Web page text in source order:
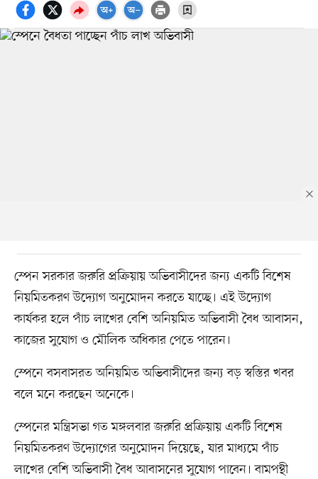
স্পেন সরকার জরুরি প্রক্রিয়ায় অভিবাসীদের জন্য একটি বিশেষ
নিয়মিতকরণ উদ্যোগ অনুমোদন করতে যাচ্ছে। এই উদ্যোগ
কার্যকর হলে পাঁচ লাখের বেশি অনিয়মিত অভিবাসী বৈধ আবাসন,
কাজের সুযোগ ও মৌলিক অধিকার পেতে পারেন।
স্পেনে বসবাসরত অনিয়মিত অভিবাসীদের জন্য বড় স্বস্তির খবর
বলে মনে করছেন অনেকে।
স্পেনের মন্ত্রিসভা গত মঙ্গলবার জরুরি প্রক্রিয়ায় একটি বিশেষ
নিয়মিতকরণ উদ্যোগের অনুমোদন দিয়েছে, যার মাধ্যমে পাঁচ
লাখের বেশি অভিবাসী বৈধ আবাসনের সুযোগ পাবেন। বামপন্থী